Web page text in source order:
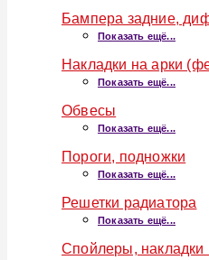
Бампера задние,
Показать ещё...
Накладки на арки
Показать ещё...
Обвесы
Показать ещё...
Пороги, подножки
Показать ещё...
Решетки радиатора
Показать ещё...
Спойлеры, накладки